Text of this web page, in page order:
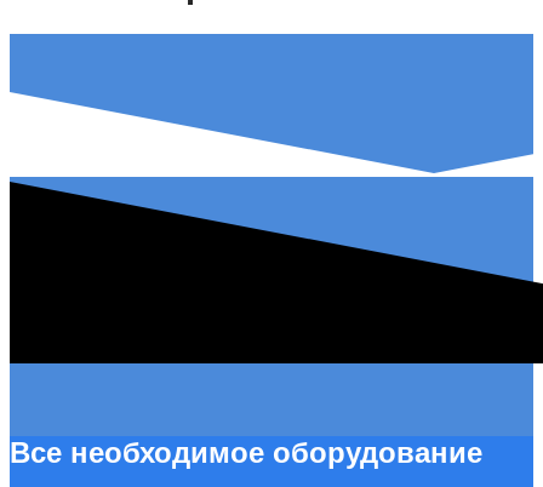
Все необходимое оборудование